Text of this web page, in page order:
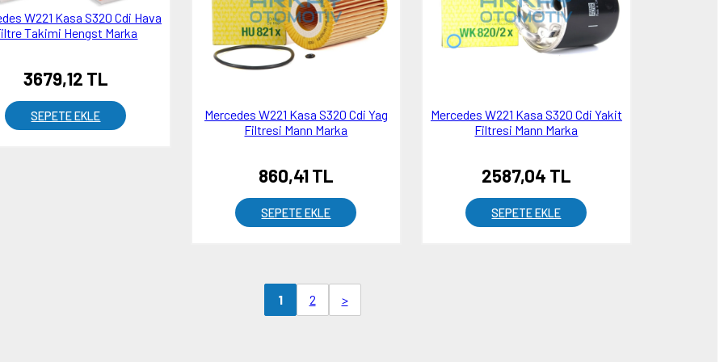
W221 Kasa S320 Cdi Hava
Takimi Hengst Marka
3679,12 TL
SEPETE EKLE
Mercedes W221 Kasa S320 Cdi Yag
Filtresi Mann Marka
860,41 TL
SEPETE EKLE
Mercedes W221 Kasa S320 Cdi Yakit
Filtresi Mann Marka
2587,04 TL
SEPETE EKLE
1 2 >